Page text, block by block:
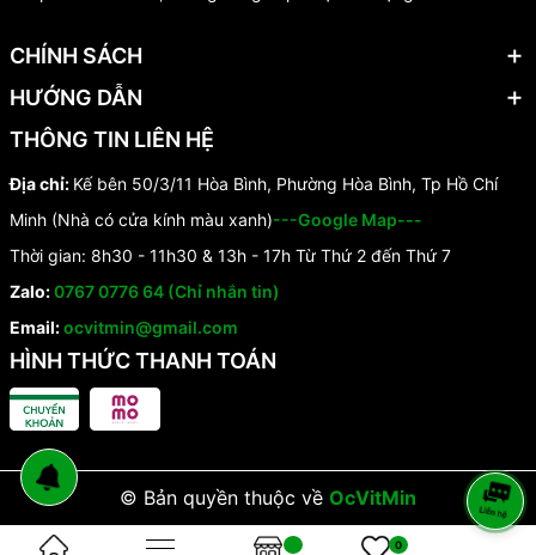
CHÍNH SÁCH
HƯỚNG DẪN
THÔNG TIN LIÊN HỆ
Địa chỉ: Kế bên 50/3/11 Hòa Bình, Phường Hòa Bình, Tp Hồ Chí
Minh (Nhà có cửa kính màu xanh)---Google Map---
Thời gian: 8h30 - 11h30 & 13h - 17h Từ Thứ 2 đến Thứ 7
Zalo:0767 0776 64 (Chỉ nhắn tin)
Email:ocvitmin@gmail.com
HÌNH THỨC THANH TOÁN
© Bản quyền thuộc về OcVitMin
0